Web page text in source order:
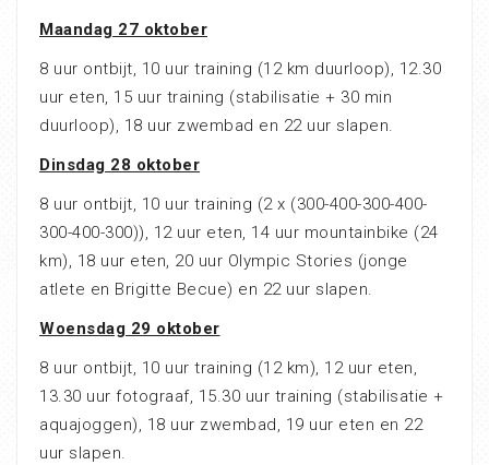
Maandag 27 oktober
8 uur ontbijt, 10 uur training (12 km duurloop), 12.30
uur eten, 15 uur training (stabilisatie + 30 min
duurloop), 18 uur zwembad en 22 uur slapen.
Dinsdag 28 oktober
8 uur ontbijt, 10 uur training (2 x (300-400-300-400-
300-400-300)), 12 uur eten, 14 uur mountainbike (24
km), 18 uur eten, 20 uur Olympic Stories (jonge
atlete en Brigitte Becue) en 22 uur slapen.
Woensdag 29 oktober
8 uur ontbijt, 10 uur training (12 km), 12 uur eten,
13.30 uur fotograaf, 15.30 uur training (stabilisatie +
aquajoggen), 18 uur zwembad, 19 uur eten en 22
uur slapen.